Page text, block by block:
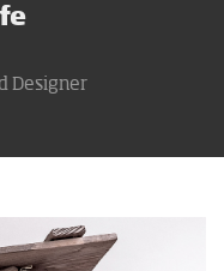
Designer